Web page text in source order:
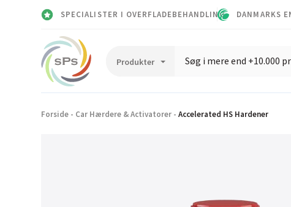
SPECIALISTER I OVERFLADEBEHANDLING DANMARKS
Forside - Car Hærdere & Activatorer - Accelerated HS Hardener